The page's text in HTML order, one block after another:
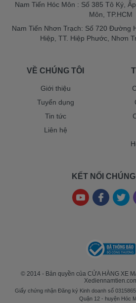
Nam Tiến Hóc Môn : Số 385 Tô Ký,
Môn, TP.HCM
Nam Tiến Nhơn Trạch: Số 720 Đường
Hiệp, TT. Hiệp Phước, Nhơn
VỀ CHÚNG TÔI
Giới thiệu
Tuyển dụng
Tin tức
Liên hệ
KẾT NỐI CHÚNG
© 2014 - Bản quyền của CỬA HÀNG XE
Giấy chứng nhận Đăng ký Kinh doanh số
Quận 12 - huyện Hóc